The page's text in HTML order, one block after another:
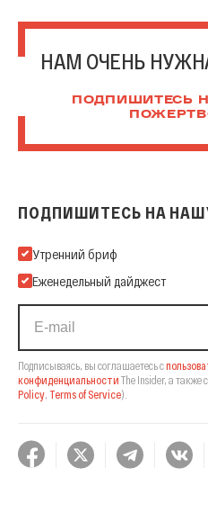
НАМ ОЧЕНЬ
ПОДПИШИТЕСЬ
ПОДПИШИТЕСЬ НА
Подпишитесь на нашу Email-
Утренний бриф
Еженедельный дайджест
Подписываясь, вы соглашаетесь с
конфиденциальности The Insider, а также
Policy Terms of Service).